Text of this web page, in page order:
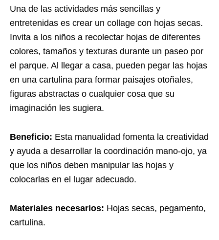
Una de las actividades más sencillas y
entretenidas es crear un collage con hojas secas.
Invita a los niños a recolectar hojas de diferentes
colores, tamaños y texturas durante un paseo por
el parque. Al llegar a casa, pueden pegar las hojas
en una cartulina para formar paisajes otoñales,
figuras abstractas o cualquier cosa que su
imaginación les sugiera.
Beneficio: Esta manualidad fomenta la creatividad
y ayuda a desarrollar la coordinación mano-ojo, ya
que los niños deben manipular las hojas y
colocarlas en el lugar adecuado.
Materiales necesarios: Hojas secas, pegamento,
cartulina.